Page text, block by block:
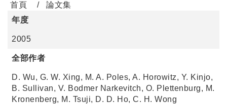
首頁
論文集
年度
2005
全部作者
D. Wu, G. W. Xing, M. A. Poles, A. Horowitz, Y. Kinjo,
B. Sullivan, V. Bodmer Narkevitch, O. Plettenburg, M.
Kronenberg, M. Tsuji, D. D. Ho, C. H. Wong